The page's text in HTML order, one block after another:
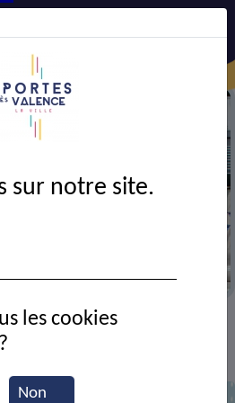
> Ressources documentaires
- Subventions aux associations
sur notre site.
Non
les cookies